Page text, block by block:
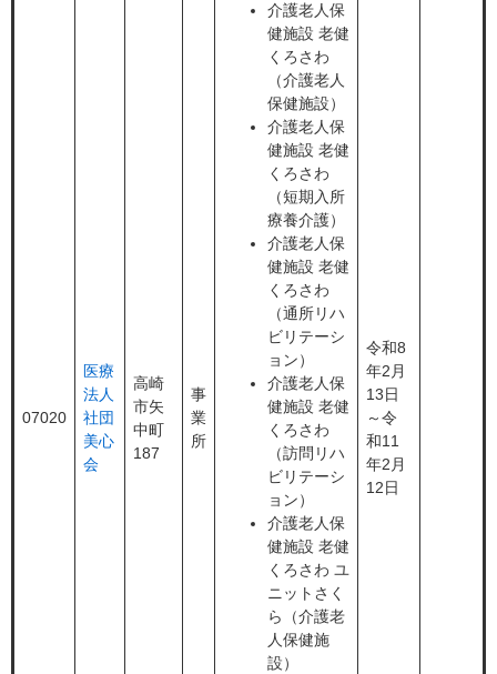
07020
医療
法人
社団
美心
会
高崎
市矢
中町
187
事
業
所
介護老人保
健施設 老健
くろさわ
（介護老人
保健施設）
介護老人保
健施設 老健
くろさわ
（短期入所
療養介護）
介護老人保
健施設 老健
くろさわ
（通所リハ
ビリテーシ
ョン）
介護老人保
健施設 老健
くろさわ
（訪問リハ
ビリテーシ
ョン）
介護老人保
健施設 老健
くろさわ ユ
ニットさく
ら（介護老
人保健施
設）
令和8
年2月
13日
～令
和11
年2月
12日